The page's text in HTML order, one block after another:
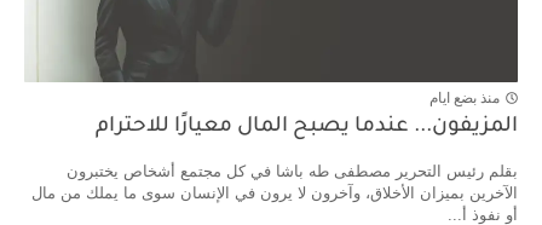
منذ بضع ايام
المزيفون... عندما يصبح المال معيارًا للاحترام
بقلم رئيس التحرير مصطفى طه باشا في كل مجتمع أشخاص يختبرون
الآخرين بميزان الأخلاق، وآخرون لا يرون في الإنسان سوى ما يملك من مال
أو نفوذ أ...